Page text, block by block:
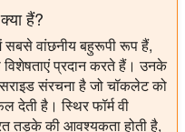
हैं?
सबसे वांछनीय बहुरूपी रूप हैं,
प्रदान करते हैं। उनके
संरचना है जो चॉकलेट को
देती है। स्थिर फॉर्म वी
तड़के की आवश्यकता होती है,